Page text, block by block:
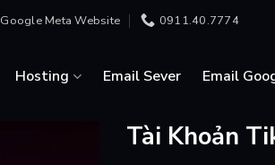
Google Meta Website 0911.40.7774
Hosting Email Sever Email
Tài Khoản